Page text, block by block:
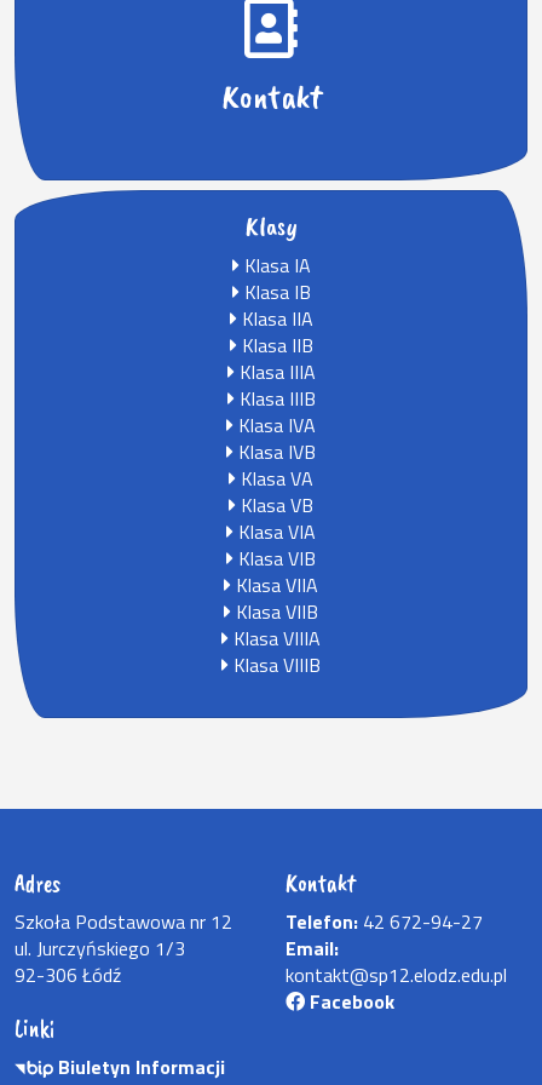
Kontakt
Klasy
Klasa IA
Klasa IB
Klasa IIA
Klasa IIB
Klasa IIIA
Klasa IIIB
Klasa IVA
Klasa IVB
Klasa VA
Klasa VB
Klasa VIA
Klasa VIB
Klasa VIIA
Klasa VIIB
Klasa VIIIA
Klasa VIIIB
Adres
Szkoła Podstawowa nr 12
ul. Jurczyńskiego 1/3
92-306 Łódź
Kontakt
Telefon: 42 672-94-27
Email:
kontakt@sp12.elodz.edu.pl
Facebook
Linki
Biuletyn Informacji